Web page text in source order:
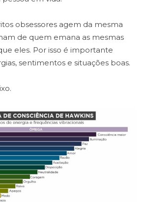
obsessores agem da mesma
de quem emana as mesmas
eles. Por isso é importante
sentimentos e situações boas.